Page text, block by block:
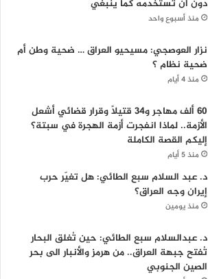
دون أن تستخدمه كما ينبغي
منذ أسبوع واحد
نزار العوصجي: مسيحيو العراق … ضحية وطن أم
ضحية نظام ؟
منذ 4 أيام
60 ألف مهاجر و34 قتيلاً وقرار قضائي أشعل
الأزمة.. لماذا انفجرت أزمة الهجرة في سبتة؟
إليكم القصة الكاملة
منذ 5 أيام
د. عبد السلام سبع الطائي: هل تغيّر حرب
إيران وجه العراق؟
منذ يومين
د. عبدالسلام سبع الطائي: حين تُغلق البحار
تُفتح جبهة العراق.. من هرمز والأنبار الى بحر
الصين الجنوبي